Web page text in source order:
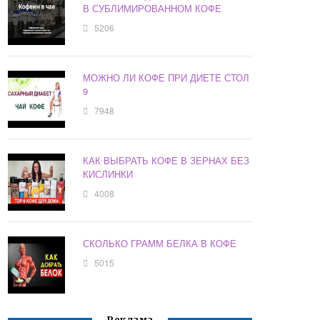
В СУБЛИМИРОВАННОМ КОФЕ
5206
МОЖНО ЛИ КОФЕ ПРИ ДИЕТЕ СТОЛ
9
7948
КАК ВЫБРАТЬ КОФЕ В ЗЕРНАХ БЕЗ
КИСЛИНКИ
4008
СКОЛЬКО ГРАММ БЕЛКА В КОФЕ
5015